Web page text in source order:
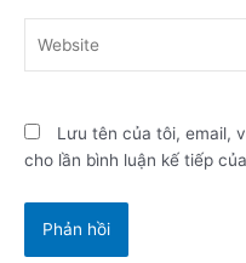
Lưu tên của tôi, email,
cho lần bình luận kế tiếp